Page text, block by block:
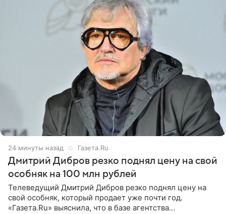
24 минуты назад Газета.Ru
Дмитрий Дибров резко поднял цену на свой
особняк на 100 млн рублей
Телеведущий Дмитрий Дибров резко поднял цену на
свой особняк, который продает уже почти год.
«Газета.Ru» выяснила, что в базе агентства